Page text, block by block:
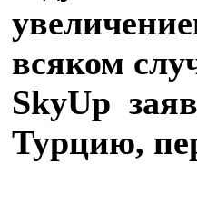
всяком
SkyUp
Турцию,